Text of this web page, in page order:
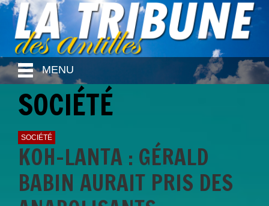
MENU
SOCIÉTÉ
SOCIÉTÉ
KOH-LANTA : GÉRALD
BABIN AURAIT PRIS DES